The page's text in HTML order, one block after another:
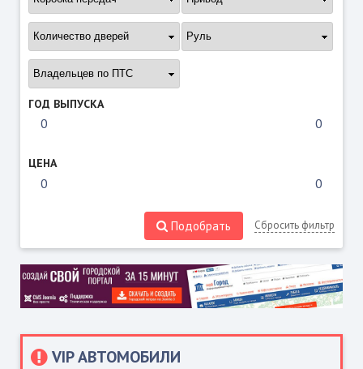
VIP АВТОМОБИЛИ
ГОД ВЫПУСКА
ЦЕНА
Подобрать Сбросить фильтр